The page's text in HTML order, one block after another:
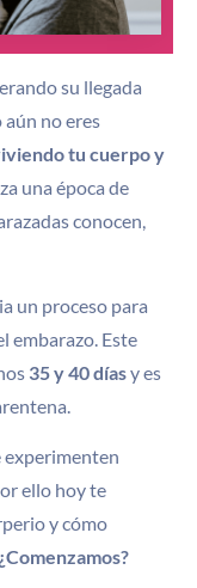
su llegada
aún no eres
tu cuerpo y
una época de
conocen,
un proceso para
embarazo. Este
35 y 40 díasy es
experimenten
ello hoy te
y cómo
¿Comenzamos?